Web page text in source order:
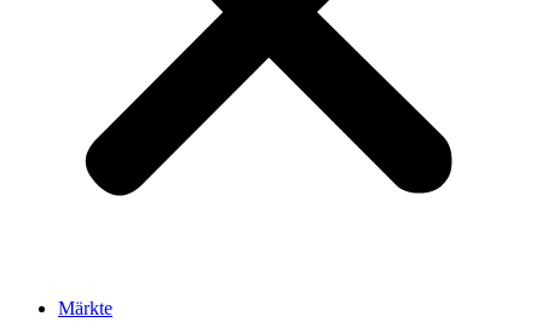
Märkte